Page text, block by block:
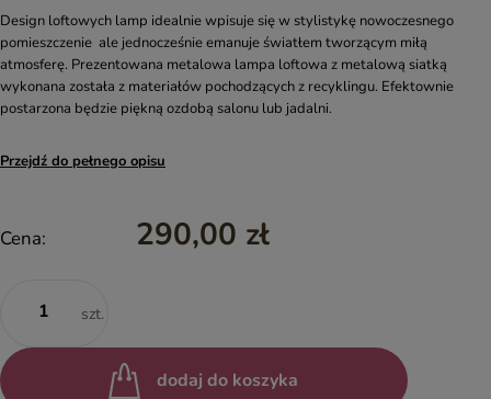
Design loftowych lamp idealnie wpisuje się w stylistykę nowoczesnego
pomieszczenie ale jednocześnie emanuje światłem tworzącym miłą
atmosferę. Prezentowana metalowa lampa loftowa z metalową siatką
wykonana została z materiałów pochodzących z recyklingu. Efektownie
postarzona będzie piękną ozdobą salonu lub jadalni.
Przejdź do pełnego opisu
Cena: 290,00 zł
szt.
dodaj do koszyka